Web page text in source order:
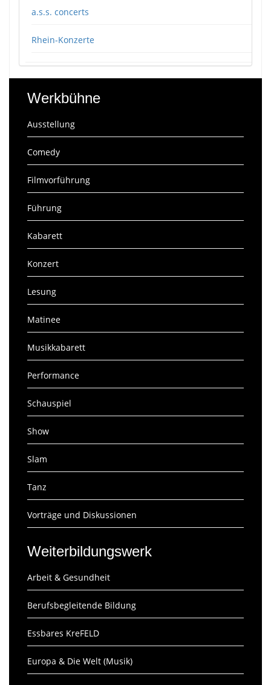
a.s.s. concerts
Rhein-Konzerte
Werkbühne
Ausstellung
Comedy
Filmvorführung
Führung
Kabarett
Konzert
Lesung
Matinee
Musikkabarett
Performance
Schauspiel
Show
Slam
Tanz
Vorträge und Diskussionen
Weiterbildungswerk
Arbeit & Gesundheit
Berufsbegleitende Bildung
Essbares KreFELD
Europa & Die Welt (Musik)